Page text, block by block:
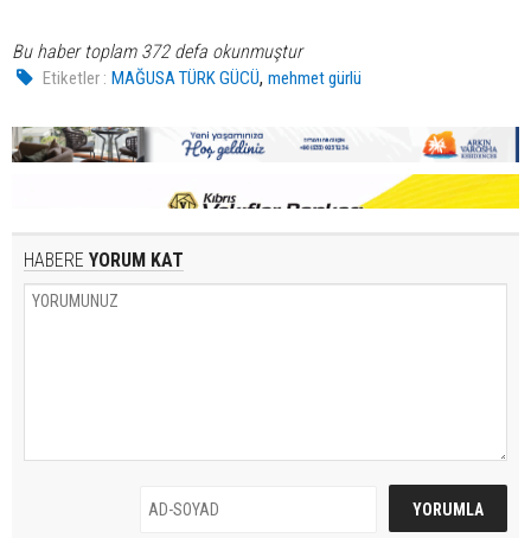
Bu haber toplam 372 defa okunmuştur
Etiketler : MAĞUSA TÜRK GÜCÜ,mehmet gürlü
HABERE YORUM KAT